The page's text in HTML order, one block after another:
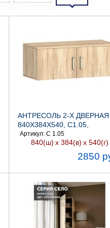
АНТРЕСОЛЬ 2-Х ДВЕРНАЯ
840Х384Х540, С1.05,
БОРОВИЧИ МЕБЕЛЬ
Артикул: С 1.05
840(ш) х 384(в) х 540(г)
2850